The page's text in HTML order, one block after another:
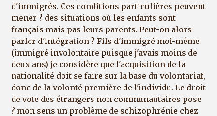
d'immigrés. Ces conditions particulières peuvent
mener ? des situations où les enfants sont
français mais pas leurs parents. Peut-on alors
parler d'intégration ? Fils d'immigré moi-même
(immigré involontaire puisque j'avais moins de
deux ans) je considère que l'acquisition de la
nationalité doit se faire sur la base du volontariat,
donc de la volonté première de l'individu. Le droit
de vote des étrangers non communautaires pose
? mon sens un problème de schizophrénie chez